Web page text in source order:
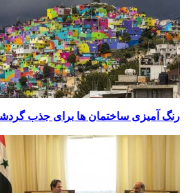
رنگ آمیزی ساختمان ها برای جذب گردشگر